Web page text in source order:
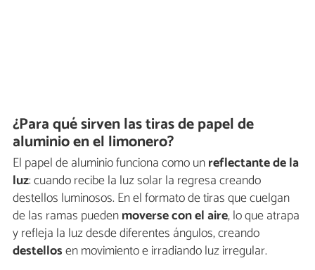
¿Para qué sirven las tiras de papel de
aluminio en el limonero?
El papel de aluminio funciona como unreflectante de la
luz: cuando recibe la luz solar la regresa creando
destellos luminosos. En el formato de tiras que cuelgan
de las ramas puedenmoverse con el aire, lo que atrapa
y refleja la luz desde diferentes ángulos, creando
destellosen movimiento e irradiando luz irregular.